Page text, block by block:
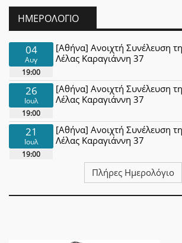
ΗΜΕΡΟΛΌΓΙΟ
04
Αυγ
19:00
[Αθήνα] Ανοιχτή Συνέλευση
Λέλας Καραγιάννη 37
26
Ιουλ
19:00
[Αθήνα] Ανοιχτή Συνέλευση
Λέλας Καραγιάννη 37
21
Ιουλ
19:00
[Αθήνα] Ανοιχτή Συνέλευση
Λέλας Καραγιάννη 37
Πλήρες Ημερολόγιο